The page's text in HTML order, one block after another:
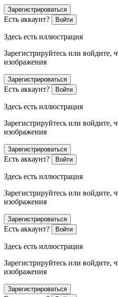
Зарегистрироваться
Есть аккаунт? Войти
Здесь есть иллюстрация
Зарегистрируйтесь или войдите,
изображения
Зарегистрироваться
Есть аккаунт? Войти
Здесь есть иллюстрация
Зарегистрируйтесь или войдите,
изображения
Зарегистрироваться
Есть аккаунт? Войти
Здесь есть иллюстрация
Зарегистрируйтесь или войдите,
изображения
Зарегистрироваться
Есть аккаунт? Войти
Здесь есть иллюстрация
Зарегистрируйтесь или войдите,
изображения
Зарегистрироваться